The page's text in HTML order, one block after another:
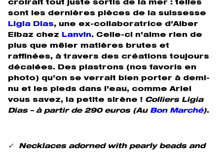
croirait tout juste sortis de la mer : telles
sont les dernières pièces de la suissesse
Ligia Dias, une ex-collaboratrice d’Alber
Elbaz chez
Lanvin. Celle-ci n’aime rien de
plus que mêler matières brutes et
raffinées, à travers des créations toujours
décalées. Des plastrons (nos favoris en
photo) qu’on se verrait bien porter à demi-
nu et les pieds dans l’eau, comme Ariel
vous savez, la petite sirène ! Colliers Ligia
Dias – àpartir de 290 euros (Au Bon Marché).
✓ Necklaces adorned with pearly beads and